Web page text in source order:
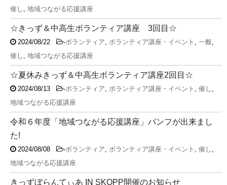
催し
地域つながる応援講座
☆きっず＆中高生ボランティア講座 3回目☆
2024/08/22 -ボランティア ボランティア講座・イベント 一般
催し
地域つながる応援講座
☆夏休みきっず＆中高生ボランティア講座2回目☆
2024/08/13 -ボランティア ボランティア講座・イベント 催し
地域つながる応援講座
令和６年度「地域つながる応援講座」パンフが出来まし
た!
2024/08/08 -ボランティア ボランティア講座・イベント 催し
地域つながる応援講座
きっずぼらんてぃあ IN SKOPP開催のお知らせ